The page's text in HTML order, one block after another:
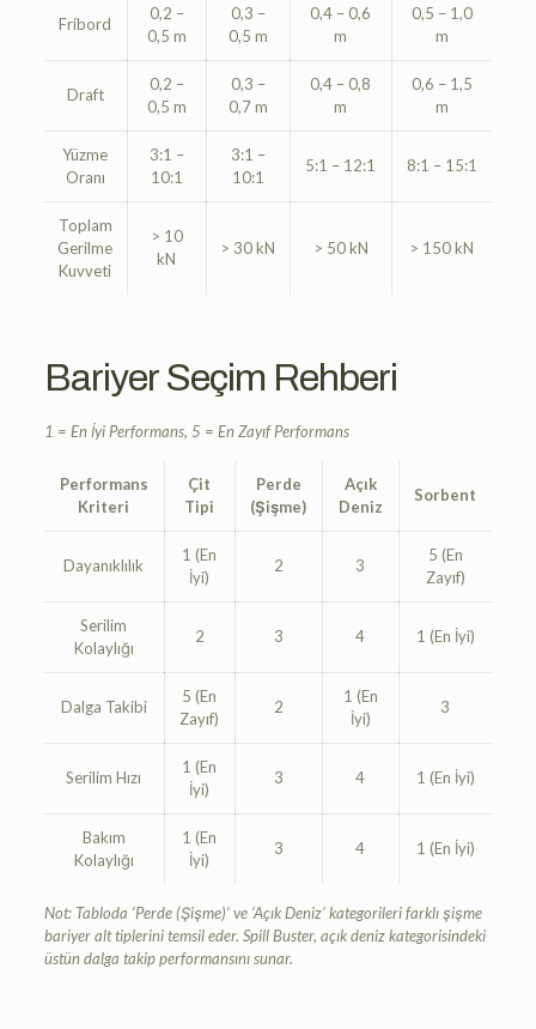
Fribord
0,2 –
0,5 m
0,3 –
0,5 m
0,4 – 0,6
m
0,5 – 1,0
m
Draft
0,2 –
0,5 m
0,3 –
0,7 m
0,4 – 0,8
m
0,6 – 1,5
m
Yüzme
Oranı
3:1 –
10:1
3:1 –
10:1
5:1 – 12:1 8:1 – 15:1
Toplam
Gerilme
Kuvveti
> 10
kN
> 30 kN > 50 kN > 150 kN
Bariyer Seçim Rehberi
1 = En İyi Performans, 5 = En Zayıf Performans
Performans
Kriteri
Çit
Tipi
Perde
(Şişme)
Açık
Deniz
Sorbent
Dayanıklılık
1 (En
İyi)
2 3
5 (En
Zayıf)
Serilim
Kolaylığı
2 3 4 1 (En İyi)
Dalga Takibi
5 (En
Zayıf)
2
1 (En
İyi)
3
Serilim Hızı
1 (En
İyi)
3 4 1 (En İyi)
Bakım
Kolaylığı
1 (En
İyi)
3 4 1 (En İyi)
Not: Tabloda ‘Perde (Şişme)’ ve ‘Açık Deniz’ kategorileri farklı şişme
bariyer alt tiplerini temsil eder. Spill Buster, açık deniz kategorisindeki
üstün dalga takip performansını sunar.